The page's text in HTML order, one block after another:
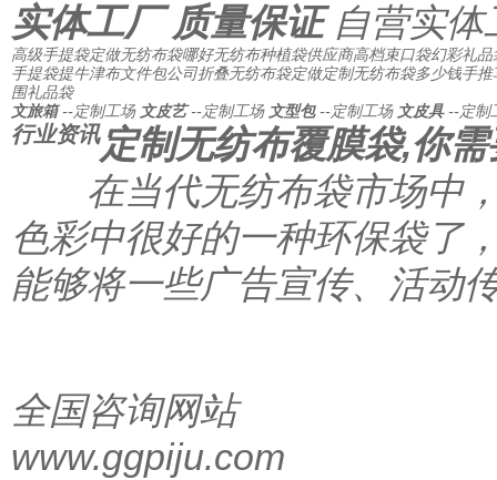
实体工厂 质量保证 自营实
高级手提袋定做无纺布袋哪好无纺布种植袋供应商高档束口袋幻彩礼品
手提袋提牛津布文件包公司折叠无纺布袋定做定制无纺布袋多少钱手推
围礼品袋
文旅箱 --定制工场 文皮艺 --定制工场 文型包 --定制工场 文皮具 --定制
行业资讯定制无纺布覆膜袋,你
在当代无纺布袋市场中，
色彩中很好的一种环保袋
能够将一些广告宣传、活动
全国咨询网站
www.ggpiju.com